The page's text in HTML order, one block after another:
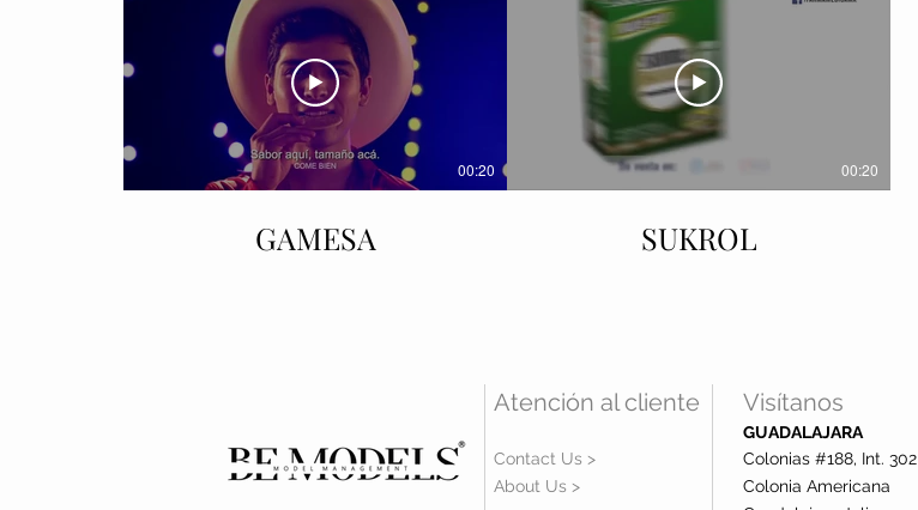
00:20
GAMESA
00:20
SUKROL
Atención al cliente
Contact Us >
About Us >
Visítanos
GUADALAJARA
Colonias #188, Int. 302
Colonia Americana